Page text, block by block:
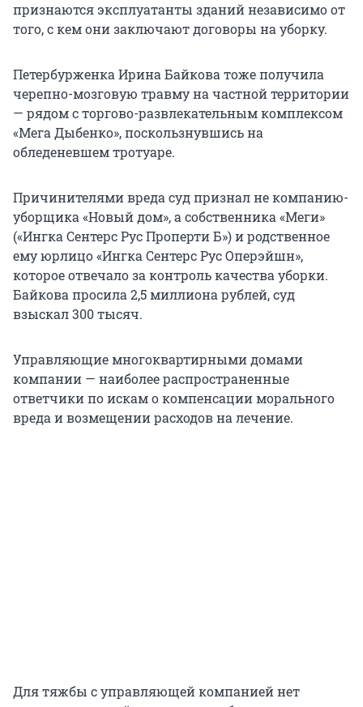
признаются эксплуатанты зданий независимо от
того, с кем они заключают договоры на уборку.
Петербурженка Ирина Байкова тоже получила
черепно-мозговую травму на частной территории
— рядом с торгово-развлекательным комплексом
«Мега Дыбенко», поскользнувшись на
обледеневшем тротуаре.
Причинителями вреда суд признал не компанию-
уборщика «Новый дом», а собственника «Меги»
(«Ингка Сентерс Рус Проперти Б») и родственное
ему юрлицо «Ингка Сентерс Рус Оперэйшн»,
которое отвечало за контроль качества уборки.
Байкова просила 2,5 миллиона рублей, суд
взыскал 300 тысяч.
Управляющие многоквартирными домами
компании — наиболее распространенные
ответчики по искам о компенсации морального
вреда и возмещении расходов на лечение.
Для тяжбы с управляющей компанией нет